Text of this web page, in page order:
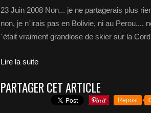
23 Juin 2008 Non... je ne partagerais plus
non, je n´irais pas en Bolivie, ni au Perou....
´était vraiment grandiose de skier sur la
Lire la suite
PARTAGER CET ARTICLE
Repost